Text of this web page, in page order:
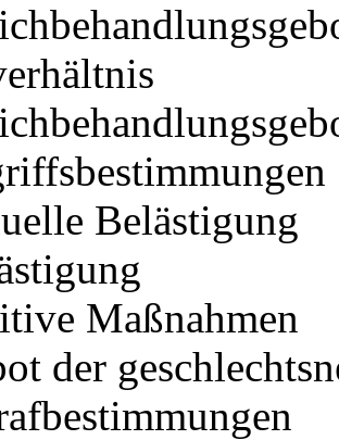
Belästigung
Maßnahmen
der